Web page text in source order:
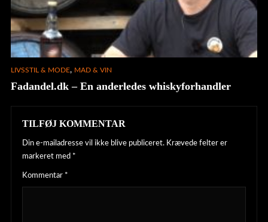
LIVSSTIL & MODE, MAD & VIN
Fadandel.dk – En anderledes whiskyforhandler
TILFØJ KOMMENTAR
Din e-mailadresse vil ikke blive publiceret. Krævede felter er
markeret med *
Kommentar *